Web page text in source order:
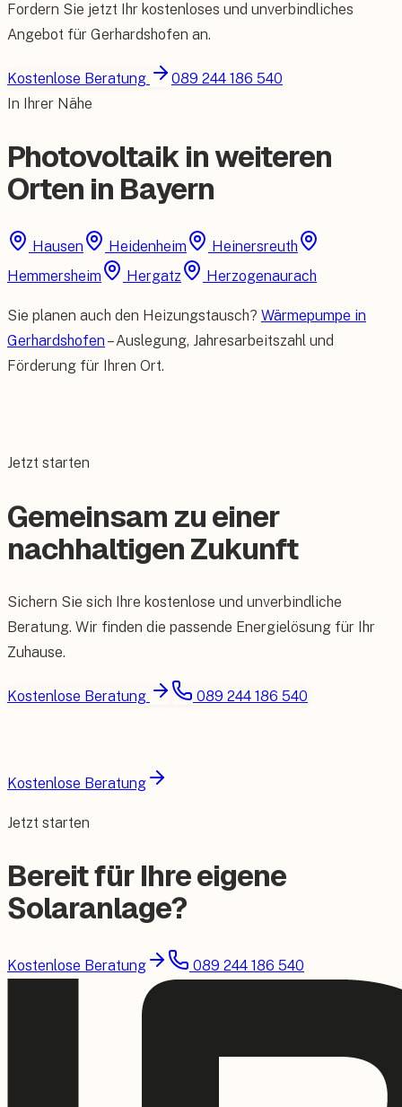
Fordern Sie jetzt Ihr kostenloses und unverbindliches
Angebot für Gerhardshofen an.
Kostenlose Beratung
089 244 186 540
In Ihrer Nähe
Photovoltaik in weiteren
Orten in Bayern
Hausen Heidenheim
Heinersreuth
Hemmersheim
Hergatz Herzogenaurach
Sie planen auch den Heizungstausch? Wärmepumpe in
Gerhardshofen – Auslegung, Jahresarbeitszahl und
Förderung für Ihren Ort.
Jetzt starten
Gemeinsam zu einer
nachhaltigen Zukunft
Sichern Sie sich Ihre kostenlose und unverbindliche
Beratung. Wir finden die passende Energielösung für Ihr
Zuhause.
Kostenlose Beratung 089 244 186 540
Kostenlose Beratung
Jetzt starten
Bereit für Ihre eigene
Solaranlage?
Kostenlose Beratung 089 244 186 540